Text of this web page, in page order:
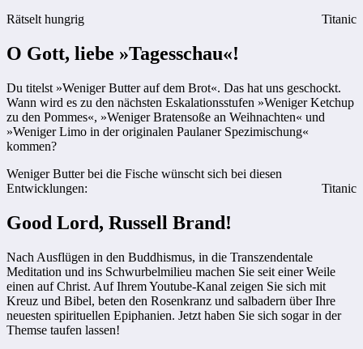
Rätselt hungrig
Titanic
O Gott, liebe »Tagesschau«!
Du titelst »Weniger Butter auf dem Brot«. Das hat uns geschockt.
Wann wird es zu den nächsten Eskalationsstufen »Weniger Ketchup
zu den Pommes«, »Weniger Bratensoße an Weihnachten« und
»Weniger Limo in der originalen Paulaner Spezimischung«
kommen?
Weniger Butter bei die Fische wünscht sich bei diesen
Entwicklungen:
Titanic
Good Lord, Russell Brand!
Nach Ausflügen in den Buddhismus, in die Transzendentale
Meditation und ins Schwurbelmilieu machen Sie seit einer Weile
einen auf Christ. Auf Ihrem Youtube-Kanal zeigen Sie sich mit
Kreuz und Bibel, beten den Rosenkranz und salbadern über Ihre
neuesten spirituellen Epiphanien. Jetzt haben Sie sich sogar in der
Themse taufen lassen!